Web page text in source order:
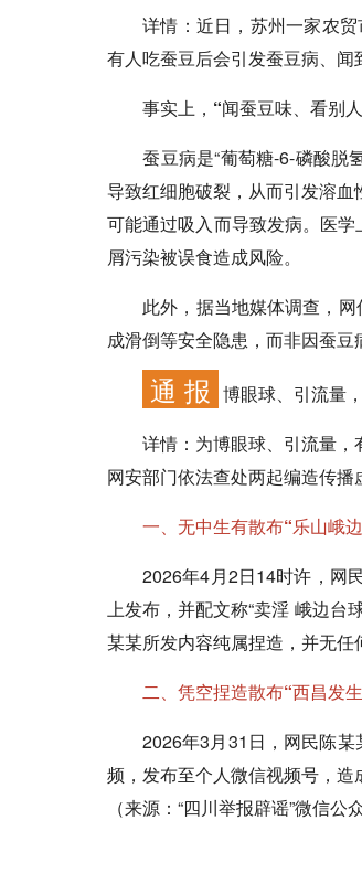
详情： 近日，苏州一家农
有人吃蚕豆后会引发蚕豆病、闻
事实上， “闻蚕豆味、看别
蚕豆病是“葡萄糖-6-磷酸脱
导致红细胞破裂，从而引发溶
可能通过吸入而导致发病。医
屑污染被误食造成风险。
此外，据当地媒体调查，网
成滑倒等安全隐患，而非因蚕豆
通 报 博眼球、引流量
详情： 为博眼球、引流量
网安部门依法查处两起编造传播
一、无中生有散布“乐山峨
2026年4月2日14时许，网民
上发布，并配文称“卖淫 峨边台
某某所发内容纯属捏造，并无任
二、凭空捏造散布“西昌发
2026年3月31日，网民陈某
频，发布至个人微信视频号，造
（来源：“四川举报辟谣”微信公